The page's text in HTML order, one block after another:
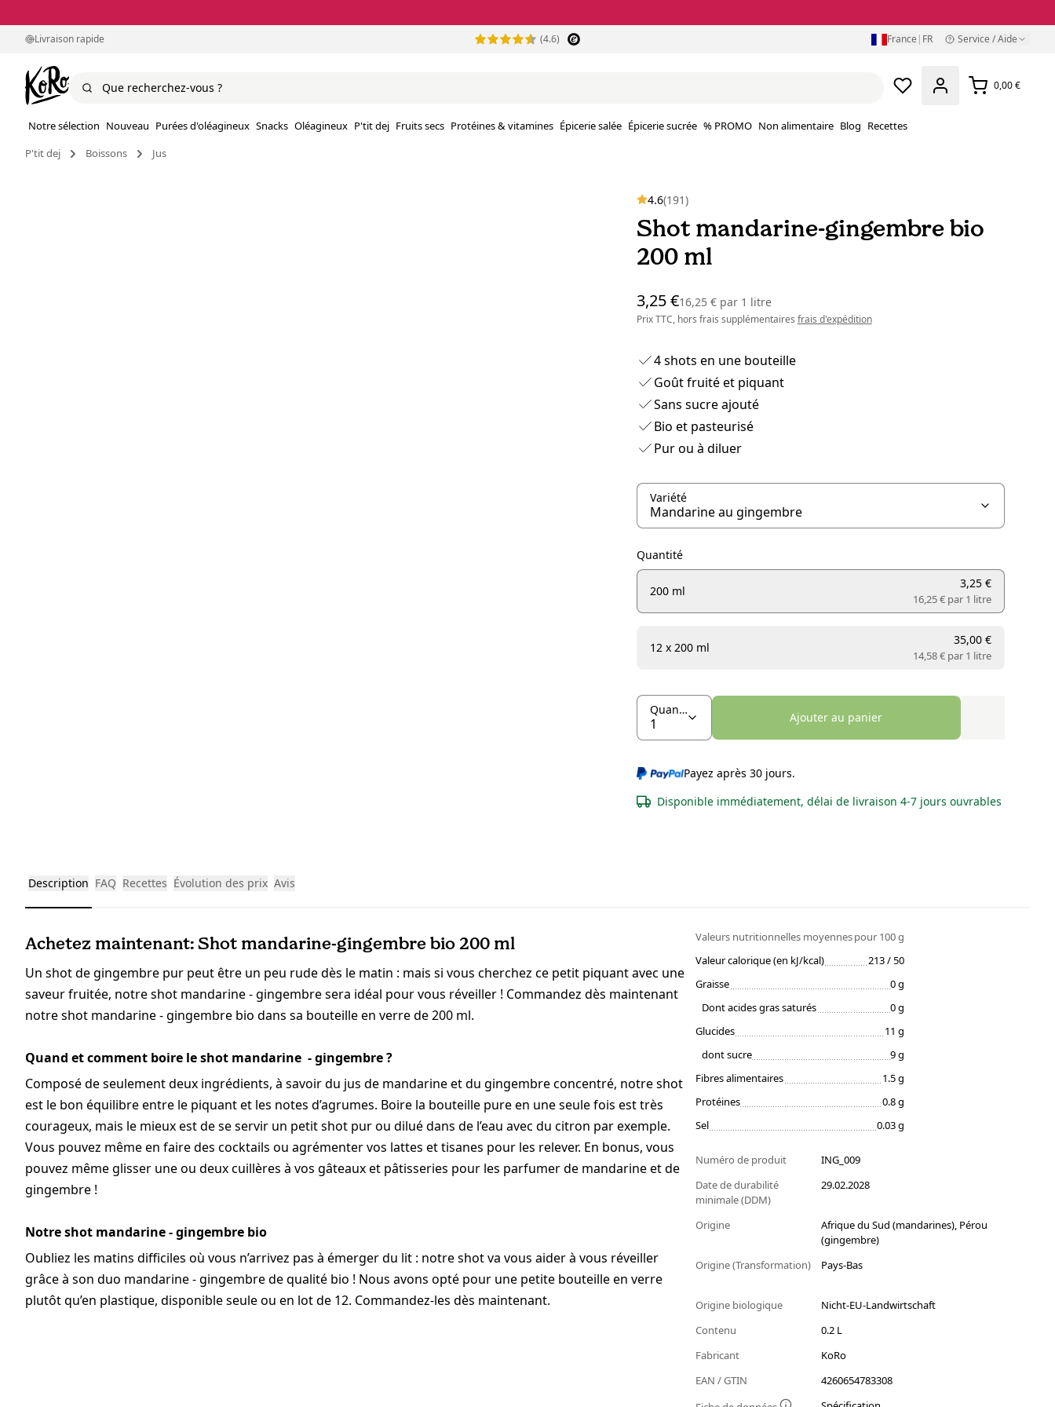
Livraison rapide (4.6) France | FR Service / Aide
0,00 €
Notre sélection Nouveau Purées d'oléagineux Snacks Oléagineux P'tit dej Fruits secs Protéines & vitamines Épicerie salée Épicerie sucrée % PROMO Non alimentaire Blog Recettes
P'tit dej
Boissons Jus
4.6(191)
Shot mandarine-gingembre bio
200 ml
3,25 €16,25 € par1 litre
Prix TTC, hors frais supplémentaires frais d'expédition
4 shots en une bouteille
Goût fruité et piquant
Sans sucre ajouté
Bio et pasteurisé
Pur ou à diluer
Variété
Quantité
200 ml
3,25 €
16,25 € par1 litre
12 x 200 ml
35,00 €
14,58 € par1 litre
Quantité
Ajouter au panier
Payez après 30 jours.
Disponible immédiatement, délai de livraison 4-7 jours ouvrables
Description FAQ Recettes Évolution des prix Avis
Achetez maintenant: Shot mandarine-gingembre bio 200 ml
Un shot de gingembre pur peut être un peu rude dès le matin : mais si vous cherchez ce petit piquant avec une
saveur fruitée, notre shot mandarine - gingembre sera idéal pour vous réveiller ! Commandez dès maintenant
notre shot mandarine - gingembre bio dans sa bouteille en verre de 200 ml.
Quand et comment boire le shot mandarine - gingembre ?
Composé de seulement deux ingrédients, à savoir du jus de mandarine et du gingembre concentré, notre shot
est le bon équilibre entre le piquant et les notes d’agrumes. Boire la bouteille pure en une seule fois est très
courageux, mais le mieux est de se servir un petit shot pur ou dilué dans de l’eau avec du citron par exemple.
Vous pouvez même en faire des cocktails ou agrémenter vos lattes et tisanes pour les relever. En bonus, vous
pouvez même glisser une ou deux cuillères à vos gâteaux et pâtisseries pour les parfumer de mandarine et de
gingembre !
Notre shot mandarine - gingembre bio
Oubliez les matins difficiles où vous n’arrivez pas à émerger du lit : notre shot va vous aider à vous réveiller
grâce à son duo mandarine - gingembre de qualité bio ! Nous avons opté pour une petite bouteille en verre
plutôt qu’en plastique, disponible seule ou en lot de 12. Commandez-les dès maintenant.
Valeurs nutritionnelles moyennespour 100 g
Valeur calorique (en kJ/kcal)
213 / 50
Graisse
0 g
Dont acides gras saturés
0 g
Glucides
11 g
dont sucre
9 g
Fibres alimentaires
1.5 g
Protéines
0.8 g
Sel
0.03 g
Numéro de produit
ING_009
Date de durabilité
minimale (DDM)
29.02.2028
Origine
Afrique du Sud (mandarines), Pérou
(gingembre)
Origine (Transformation)
Pays-Bas
Origine biologique
Nicht-EU-Landwirtschaft
Contenu
0.2 L
Fabricant
KoRo
EAN / GTIN
4260654783308